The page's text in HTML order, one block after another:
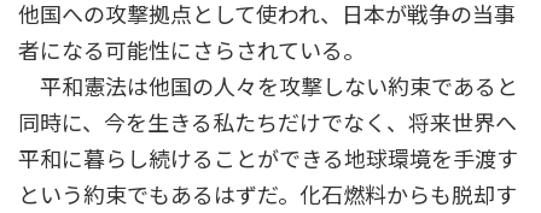
他国への攻撃拠点として使われ、日本が戦争の当事
者になる可能性にさらされている。
平和憲法は他国の人々を攻撃しない約束であると
同時に、今を生きる私たちだけでなく、将来世界へ
平和に暮らし続けることができる地球環境を手渡す
という約束でもあるはずだ。化石燃料からも脱却す